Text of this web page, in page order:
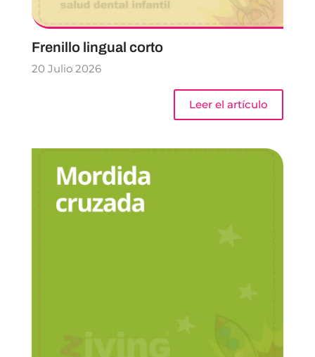
Frenillo lingual corto
20 Julio 2026
Leer el artículo